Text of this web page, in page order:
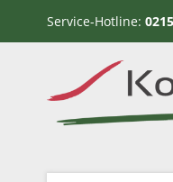
Service-Hotline: